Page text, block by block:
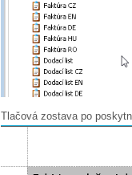
Tlačová zostava po